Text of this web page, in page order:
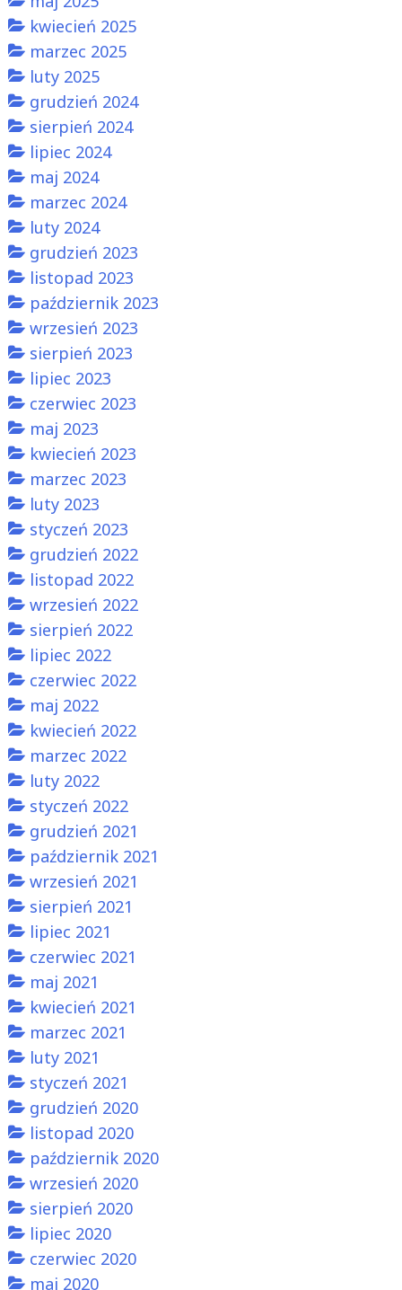
kwiecień 2025
marzec 2025
luty 2025
grudzień 2024
sierpień 2024
lipiec 2024
maj 2024
marzec 2024
luty 2024
grudzień 2023
listopad 2023
październik 2023
wrzesień 2023
sierpień 2023
lipiec 2023
czerwiec 2023
maj 2023
kwiecień 2023
marzec 2023
luty 2023
styczeń 2023
grudzień 2022
listopad 2022
wrzesień 2022
sierpień 2022
lipiec 2022
czerwiec 2022
maj 2022
kwiecień 2022
marzec 2022
luty 2022
styczeń 2022
grudzień 2021
październik 2021
wrzesień 2021
sierpień 2021
lipiec 2021
czerwiec 2021
maj 2021
kwiecień 2021
marzec 2021
luty 2021
styczeń 2021
grudzień 2020
listopad 2020
październik 2020
wrzesień 2020
sierpień 2020
lipiec 2020
czerwiec 2020
maj 2020